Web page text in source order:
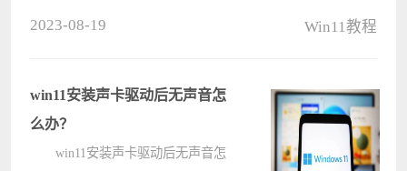
法，让你快速的找回自己电脑上的
wifi功能????
2023-08-19 Win11教程
win11安装声卡驱动后无声音怎
么办？
win11安装声卡驱动后无声音怎